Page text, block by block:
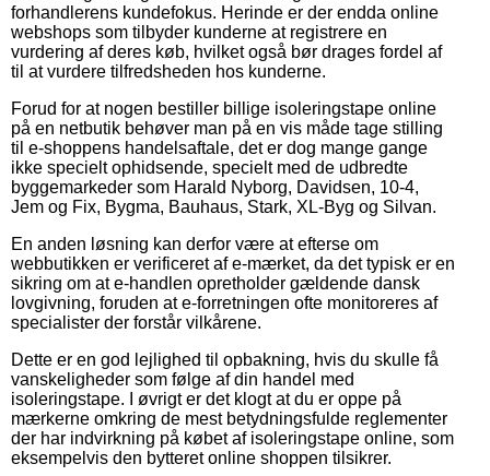
forhandlerens kundefokus. Herinde er der endda online
webshops som tilbyder kunderne at registrere en
vurdering af deres køb, hvilket også bør drages fordel af
til at vurdere tilfredsheden hos kunderne.
Forud for at nogen bestiller billige isoleringstape online
på en netbutik behøver man på en vis måde tage stilling
til e-shoppens handelsaftale, det er dog mange gange
ikke specielt ophidsende, specielt med de udbredte
byggemarkeder som Harald Nyborg, Davidsen, 10-4,
Jem og Fix, Bygma, Bauhaus, Stark, XL-Byg og Silvan.
En anden løsning kan derfor være at efterse om
webbutikken er verificeret af e-mærket, da det typisk er en
sikring om at e-handlen opretholder gældende dansk
lovgivning, foruden at e-forretningen ofte monitoreres af
specialister der forstår vilkårene.
Dette er en god lejlighed til opbakning, hvis du skulle få
vanskeligheder som følge af din handel med
isoleringstape. I øvrigt er det klogt at du er oppe på
mærkerne omkring de mest betydningsfulde reglementer
der har indvirkning på købet af isoleringstape online, som
eksempelvis den bytteret online shoppen tilsikrer.